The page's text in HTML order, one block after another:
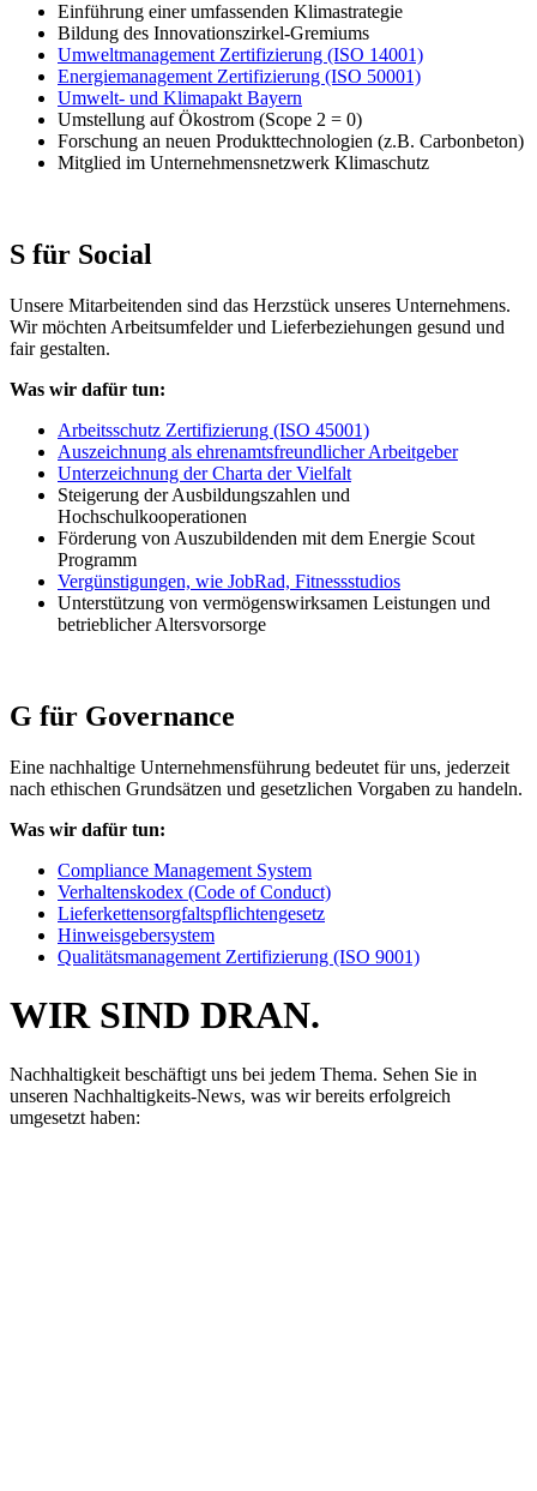
Einführung einer umfassenden Klimastrategie
Bildung des Innovationszirkel-Gremiums
Umweltmanagement Zertifizierung (ISO 14001)
Energiemanagement Zertifizierung (ISO 50001)
Umwelt- und Klimapakt Bayern
Umstellung auf Ökostrom (Scope 2 = 0)
Forschung an neuen Produkttechnologien (z.B. Carbonbeton)
Mitglied im Unternehmensnetzwerk Klimaschutz
S für Social
Unsere Mitarbeitenden sind das Herzstück unseres Unternehmens.
Wir möchten Arbeitsumfelder und Lieferbeziehungen gesund und
fair gestalten.
Was wir dafür tun:
Arbeitsschutz Zertifizierung (ISO 45001)
Auszeichnung als ehrenamtsfreundlicher Arbeitgeber
Unterzeichnung der Charta der Vielfalt
Steigerung der Ausbildungszahlen und
Hochschulkooperationen
Förderung von Auszubildenden mit dem Energie Scout
Programm
Vergünstigungen, wie JobRad, Fitnessstudios
Unterstützung von vermögenswirksamen Leistungen und
betrieblicher Altersvorsorge
G für Governance
Eine nachhaltige Unternehmensführung bedeutet für uns, jederzeit
nach ethischen Grundsätzen und gesetzlichen Vorgaben zu handeln.
Was wir dafür tun:
Compliance Management System
Verhaltenskodex (Code of Conduct)
Lieferkettensorgfaltspflichtengesetz
Hinweisgebersystem
Qualitätsmanagement Zertifizierung (ISO 9001)
WIR SIND DRAN.
Nachhaltigkeit beschäftigt uns bei jedem Thema. Sehen Sie in
unseren Nachhaltigkeits-News, was wir bereits erfolgreich
umgesetzt haben: